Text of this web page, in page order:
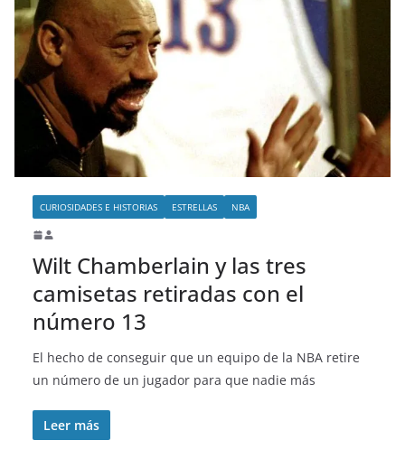
CURIOSIDADES E HISTORIAS ESTRELLAS NBA
Wilt Chamberlain y las tres
camisetas retiradas con el
número 13
El hecho de conseguir que un equipo de la NBA retire
un número de un jugador para que nadie más
Leer más